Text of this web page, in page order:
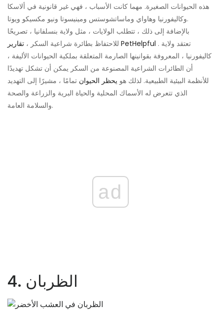
هذه الحيوانات الصغيرة. مهما كانت الأسباب ، فهي غير قانونية في ألاسكا
وكاليفورنيا وهاواي وماساتشوستس ومينيسوتا ونيو مكسيكو ويوتا.
بالإضافة إلى ذلك ، تتطلب الولايات ، مثل ولاية بنسلفانيا ، تصريحًا
للاحتفاظ بطائرة شراعية السكر ، تقارير PetHelpful . تعتقد ولاية
كاليفورنيا ، المعروفة بقوانينها الصارمة المتعلقة بملكية الحيوانات الأليفة ،
أن الطائرات الشراعية المصنوعة من السكر يمكن أن تشكل تهديدًا
للأنظمة البيئية الطبيعية. لذلك هو يحظر الحيوان تمامًا ، مشيرًا إلى التهديد
الذي تتعرض له الأسماك المحلية والحياة البرية والزراعة والصحة
والسلامة العامة.
ad
4. الظربان